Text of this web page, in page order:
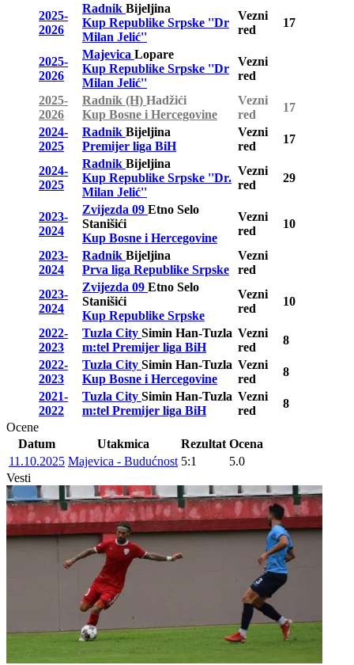
2025-
2026
Radnik Bijeljina
Kup Republike Srpske ''Dr
Milan Jelić''
Vezni
red
17
2025-
2026
Majevica Lopare
Kup Republike Srpske ''Dr
Milan Jelić''
Vezni
red
2025-
2026
Radnik (H) Hadžići
Kup Bosne i Hercegovine
Vezni
red
17
2024-
2025
Radnik Bijeljina
Premijer liga BiH
Vezni
red
17
2024-
2025
Radnik Bijeljina
Kup Republike Srpske ''Dr.
Milan Jelić''
Vezni
red
29
2023-
2024
Zvijezda 09 Etno Selo
Stanišići
Kup Bosne i Hercegovine
Vezni
red
10
2023-
2024
Radnik Bijeljina
Prva liga Republike Srpske
Vezni
red
2023-
2024
Zvijezda 09 Etno Selo
Stanišići
Kup Republike Srpske
Vezni
red
10
2022-
2023
Tuzla City Simin Han-Tuzla
m:tel Premijer liga BiH
Vezni
red
8
2022-
2023
Tuzla City Simin Han-Tuzla
Kup Bosne i Hercegovine
Vezni
red
8
2021-
2022
Tuzla City Simin Han-Tuzla
m:tel Premijer liga BiH
Vezni
red
8
Ocene
Datum
Utakmica Rezultat Ocena
11.10.2025 Majevica - Budućnost 5:1
5.0
Vesti